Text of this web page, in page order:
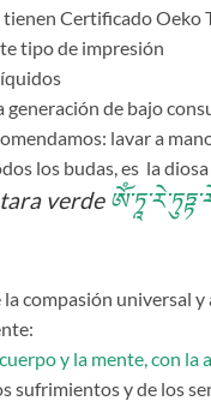
Certificado Oeko
tipo de impresión
generación de bajo
lavar a
los budas, es la
verde
la compasión
y la mente, con
sufrimientos y de los